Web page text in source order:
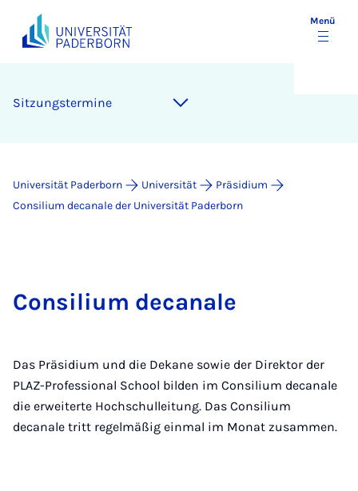
Menü
Sitzungstermine
Universität Paderborn Universität
Präsidium
Consilium decanale der Universität Paderborn
Consilium decanale
Das Präsidium und die Dekane sowie der Direktor der
PLAZ-Professional School bilden im Consilium decanale
die erweiterte Hochschulleitung. Das Consilium
decanale tritt regelmäßig einmal im Monat zusammen.